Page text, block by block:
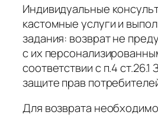
Индивидуальные
кастомные услуги и
задания: возврат не
с их
соответствии с п.4
защите прав
Для возврата